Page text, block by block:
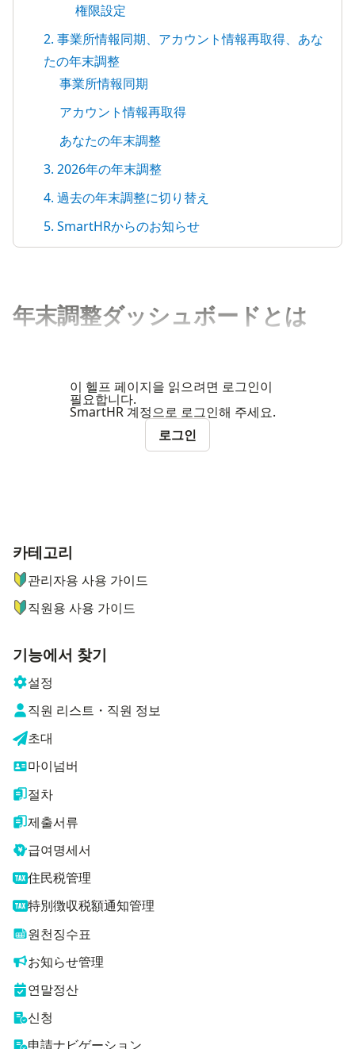
権限設定
2. 事業所情報同期、アカウント情報再取得、あな
たの年末調整
事業所情報同期
アカウント情報再取得
あなたの年末調整
3. 2026年の年末調整
4. 過去の年末調整に切り替え
5. SmartHRからのお知らせ
年末調整ダッシュボードとは
이 헬프 페이지을 읽으려면 로그인이
필요합니다.
SmartHR 계정으로 로그인해 주세요.
로그인
ナビゲーションメニュー
카테고리
관리자용 사용 가이드
직원용 사용 가이드
기능에서 찾기
설정
직원 리스트・직원 정보
초대
마이넘버
절차
제출서류
급여명세서
住民税管理
特別徴収税額通知管理
원천징수표
お知らせ管理
연말정산
신청
申請ナビゲーション